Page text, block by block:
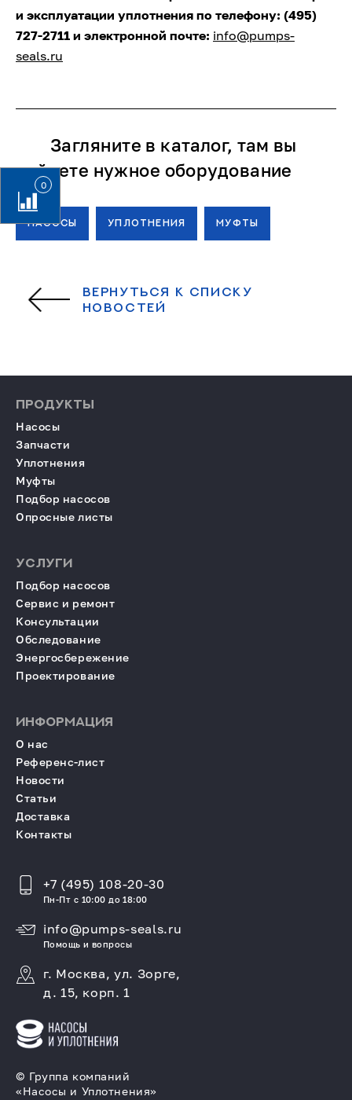
0
и эксплуатации уплотнения по телефону: (495)
727-2711 и электронной почте: info@pumps-
seals.ru
Загляните в каталог, там вы
найдете нужное оборудование
НАСОСЫ УПЛОТНЕНИЯ МУФТЫ
ВЕРНУТЬСЯ К СПИСКУ
НОВОСТЕЙ
© Группа компаний
«Насосы и Уплотнения»
ПРОДУКТЫ
Насосы
Запчасти
Уплотнения
Муфты
Подбор насосов
Опросные листы
УСЛУГИ
Подбор насосов
Сервис и ремонт
Консультации
Обследование
Энергосбережение
Проектирование
ИНФОРМАЦИЯ
О нас
Референс-лист
Новости
Статьи
Доставка
Контакты
+7 (495) 108-20-30
Пн-Пт с 10:00 до 18:00
info@pumps-seals.ru
Помощь и вопросы
г. Москва, ул. Зорге,
д. 15, корп. 1